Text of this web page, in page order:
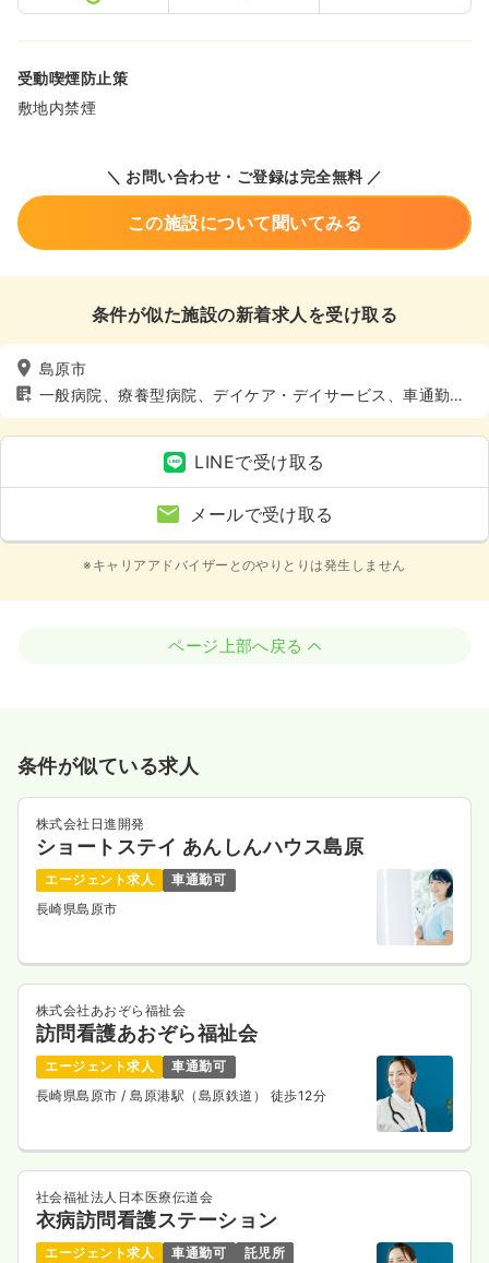
受動喫煙防止策
敷地内禁煙
＼ お問い合わせ・ご登録は完全無料 ／
この施設について聞いてみる
条件が似た施設の新着求人を受け取る
島原市
一般病院、療養型病院、デイケア・デイサービス、車通勤可
（駐車場有）
LINEで受け取る
メールで受け取る
※キャリアアドバイザーとのやりとりは発生しません
ページ上部へ戻る
条件が似ている求人
株式会社日進開発
ショートステイ あんしんハウス島原
エージェント求人
車通勤可
長崎県島原市
株式会社あおぞら福祉会
訪問看護あおぞら福祉会
エージェント求人
車通勤可
長崎県島原市 / 島原港駅（島原鉄道） 徒歩12分
社会福祉法人日本医療伝道会
衣病訪問看護ステーション
エージェント求人 車通勤可
託児所